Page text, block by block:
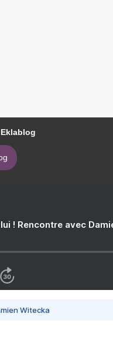
! Rencontre avec
Witecka